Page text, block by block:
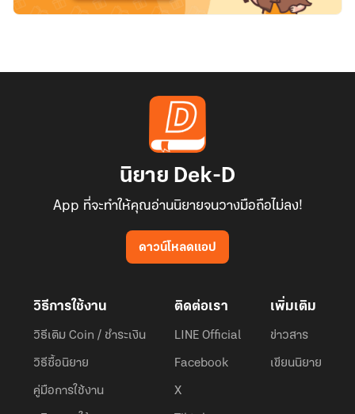
นิยาย Dek-D
App ที่จะทำให้คุณอ่านนิยายจนวางมือถือไม่ลง!
ดาวน์โหลดแอป
วิธีการใช้งาน
วิธีเติม Coin / ชำระเงิน
วิธีซื้อนิยาย
คู่มือการใช้งาน
ติดต่อเรา
LINE Official
Facebook
X
เพิ่มเติม
ข่าวสาร
เขียนนิยาย